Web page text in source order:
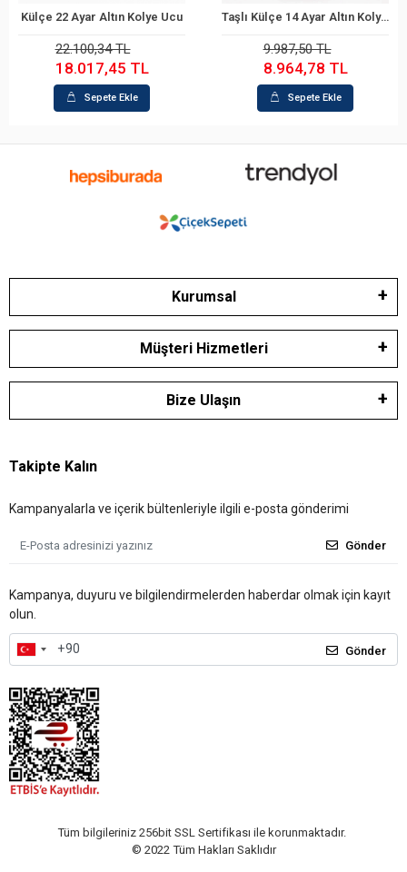
Sepete Ekle
Külçe 22 Ayar Altın Kolye Ucu
22.100,34 TL
18.017,45 TL
Sepete Ekle
Sepete Ekle
Taşlı Külçe 14 Ayar Altın Kolye Ucu
9.987,50 TL
8.964,78 TL
Sepete Ekle
Kurumsal
Müşteri Hizmetleri
Bize Ulaşın
Takipte Kalın
Kampanyalarla ve içerik bültenleriyle ilgili e-posta gönderimi
Gönder
Kampanya, duyuru ve bilgilendirmelerden haberdar olmak için kayıt
olun.
Gönder
Tüm bilgileriniz 256bit SSL Sertifikası ile korunmaktadır.
© 2022 Tüm Hakları Saklıdır